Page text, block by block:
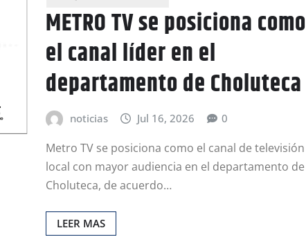
METRO TV se posiciona como
el canal líder en el
departamento de Choluteca
noticias Jul 16, 2026 0
Metro TV se posiciona como el canal de televisión
local con mayor audiencia en el departamento de
Choluteca, de acuerdo…
LEER MAS